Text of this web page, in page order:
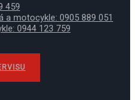
459
a motocykle: 0905 889 051
0944 123 759